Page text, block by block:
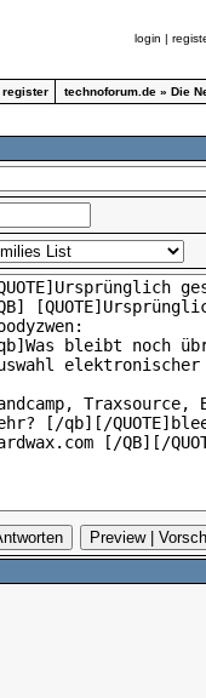
login |
register technoforum.de» Die